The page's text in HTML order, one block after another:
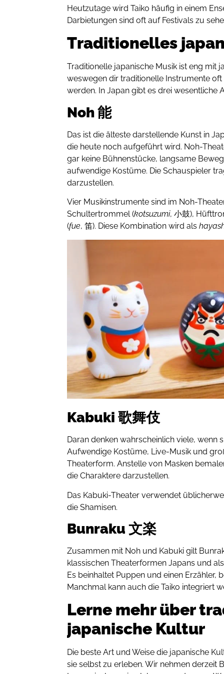
Heutzutage wird Taiko häufig in einem
Darbietungen sind oft auf Festivals zu
Traditionelles
Traditionelle japanische Musik ist eng mit
weswegen dir traditionelle Instrumente
werden. In Japan gibt es drei wesentliche
Noh 能
Das ist die älteste darstellende Kunst in
die heute noch aufgeführt wird. Noh-
gar keine Bühnenstücke, langsame
aufwendige Kostüme. Die Schauspieler
darzustellen.
Vier Musikinstrumente sind im Noh-
Schultertrommel (kotsuzumi, 小鼓),
(fue, 笛). Diese Kombination wird alsh
Kabuki 歌舞伎
Daran denken wahrscheinlich viele, wenn
Aufwendige Kostüme, Live-Musik und
Theaterform. Anstelle von Masken
die Charaktere darzustellen.
Das Kabuki-Theater verwendet
die Shamisen.
Bunraku 文楽
Zusammen mit Noh und Kabuki gilt
klassischen Theaterformen Japans und
Es beinhaltet Puppen und einen Erzähler,
Manchmal kann auch die Taiko integriert
Lerne mehr über
japanische Kultur
Die beste Art und Weise die japanische
sie selbst zu erleben. Wir nehmen derzeit